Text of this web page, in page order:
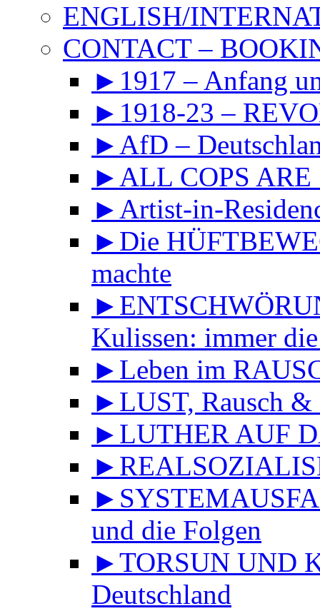
ENGLISH/
CONTACT –
►1917 – Anfang
►1918-23 –
►AfD –
►ALL COPS ARE
►Artist-in-
►Die
machte
Kulissen: immer
►Leben im
►LUST, Rausch
►LUTHER AUF
und die Folgen
►TORSUN UND
Deutschland